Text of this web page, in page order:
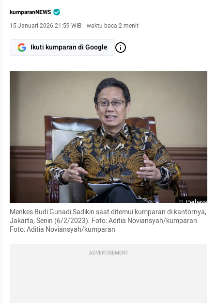
kumparanNEWS
15 Januari 2026 21:59 WIB · waktu baca 2 menit
Ikuti kumparan di Google
Perbesar
Menkes Budi Gunadi Sadikin saat ditemui kumparan di kantornya,
Jakarta, Senin (6/2/2023). Foto: Aditia Noviansyah/kumparan
Foto: Aditia Noviansyah/kumparan
ADVERTISEMENT